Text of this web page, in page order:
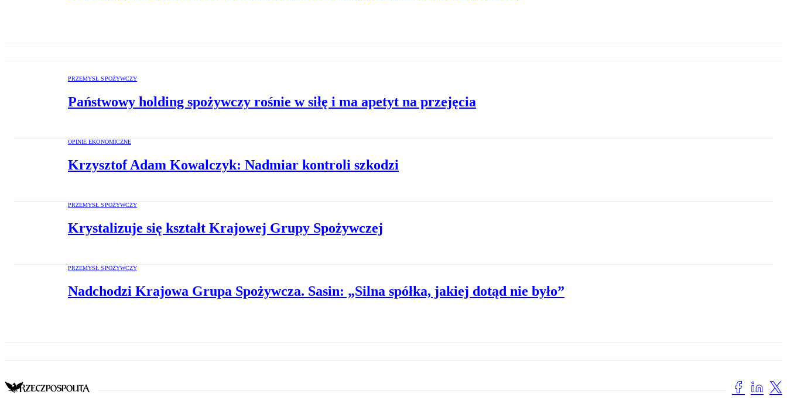
PRZEMYSŁ SPOŻYWCZY
Państwowy holding spożywczy rośnie w siłę i ma apetyt na przejęcia
OPINIE EKONOMICZNE
Krzysztof Adam Kowalczyk: Nadmiar kontroli szkodzi
PRZEMYSŁ SPOŻYWCZY
Krystalizuje się kształt Krajowej Grupy Spożywczej
PRZEMYSŁ SPOŻYWCZY
Nadchodzi Krajowa Grupa Spożywcza. Sasin: „Silna spółka, jakiej dotąd nie było”